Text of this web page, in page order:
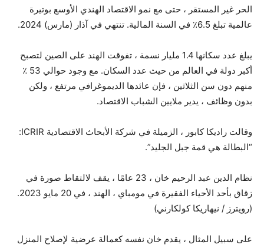
الحر غير المستقر ، حتى مع نمو الاقتصاد الهندي الأوسع بوتيرة
عالمية تبلغ 6.5٪ في السنة المالية. تنتهي في آذار (مارس) 2024.
يبلغ عدد سكانها 1.4 مليار نسمة ، تفوقت الهند على الصين لتصبح
أكبر دولة في العالم من حيث عدد السكان. مع وجود حوالي 53 ٪
منهم دون سن الثلاثين ، فإن عائدها الديموغرافي مرتفع ، ولكن
بدون وظائف ، يدير ملايين الشباب الاقتصاد.
وقالت راديكا كابور ، الزميلة في شركة الأبحاث الاقتصادية ICRIR:
“البطالة هي قمة جبل الجليد”.
نظام الدين عبد الرحيم خان ، 23 عامًا ، يقف لالتقاط صورة في
زقاق بأحد الأحياء الفقيرة في مومباي ، الهند ، في 20 مايو 2023.
(رويترز / نيهاريكا كولكارني)
على سبيل المثال ، يقدم خان نفسه كعمالة عرضية لإصلاح المنزل